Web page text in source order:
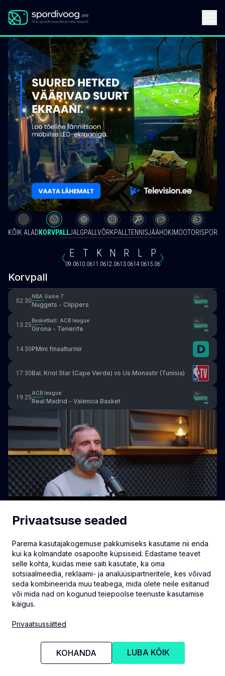
KÕIK ALAD KORVPALLJALGPALL VÕRKPALL TENNISJÄÄHOKI MOOTORISPORT
E
09.06
T
10.06
K
11.06
N
12.06
R
13.06
L
14.06
P
15.06
Korvpall
02:30
NBA Game 7
Nuggets - Clippers
13:25
Basketball: ACB league
Girona - Tenerife
14:30PMini finaalturniir
17:30Bal. Kriol Star (Cape Verde) vs Us Monastir (Tunisia)
19:25
ACB league
Real Madrid - Valencia Basket
Privaatsussätted
Privaatsuse seaded
Parema kasutajakogemuse pakkumiseks kasutame nii enda
kui ka kolmandate osapoolte küpsiseid. Edastame teavet
selle kohta, kuidas meie saiti kasutate, ka oma
sotsiaalmeedia, reklaami- ja analüüsipartneritele, kes võivad
seda kombineerida muu teabega, mida olete neile esitanud
või mida nad on kogunud teiepoolse teenuste kasutamise
käigus.
Privaatsussätted
KOHANDA LUBA KÕIK